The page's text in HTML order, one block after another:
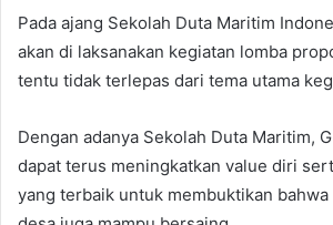
Pada ajang Sekolah Duta Maritim
akan di laksanakan kegiatan lomba
tentu tidak terlepas dari tema utama
Dengan adanya Sekolah Duta Maritim,
dapat terus meningkatkan value diri
yang terbaik untuk membuktikan